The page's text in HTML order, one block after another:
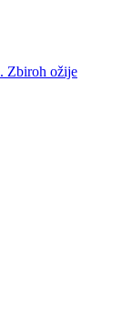
Zbiroh ožije